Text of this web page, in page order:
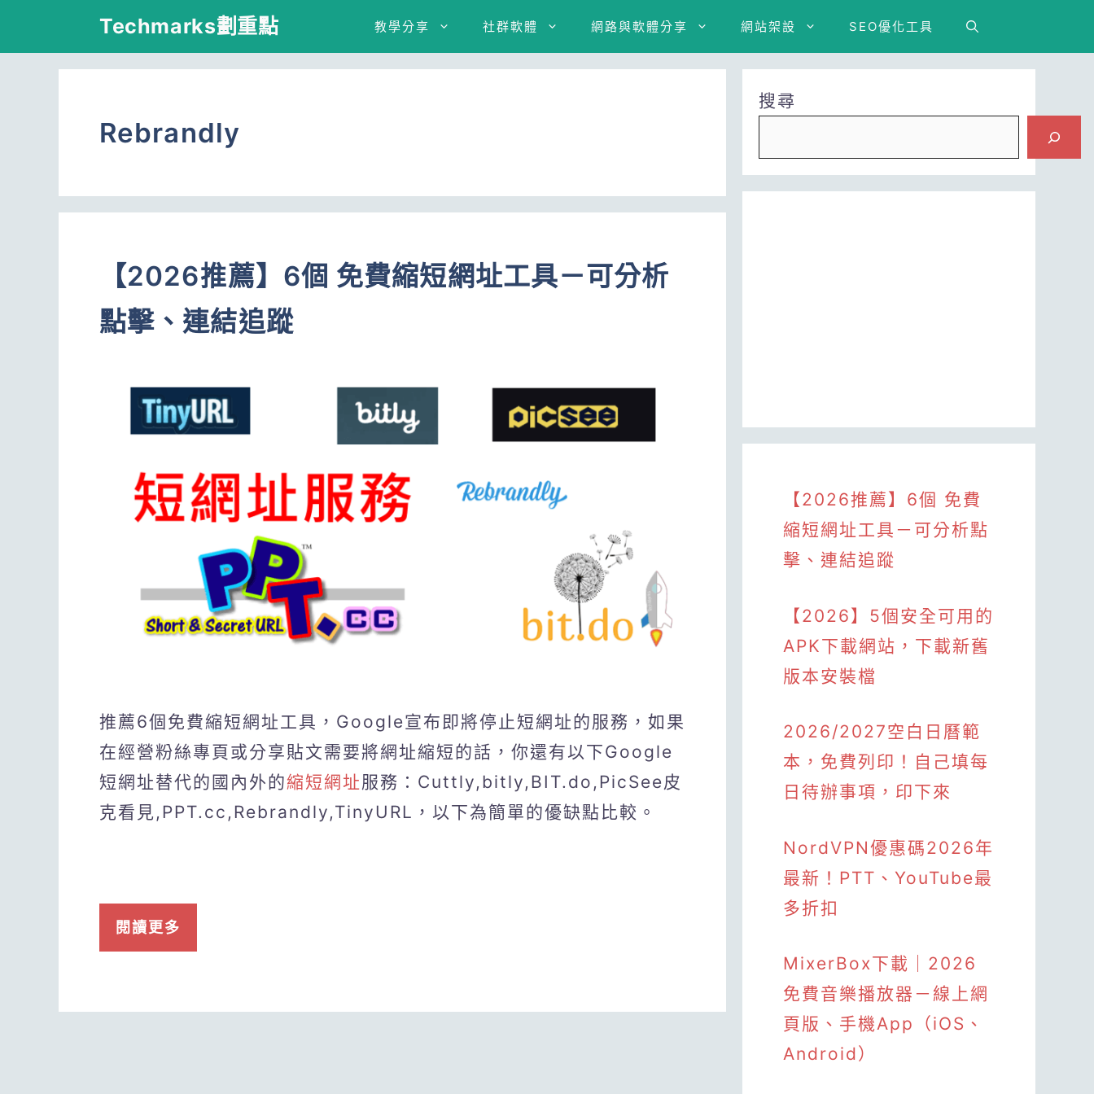
Techmarks劃重點 教學分享 社群軟體 網路與軟體分享 網站架設 SEO優化工具
Rebrandly
【2026推薦】6個 免費縮短網址工具－可分析
點擊、連結追蹤
推薦6個免費縮短網址工具，Google宣布即將停止短網址的服務，如果
在經營粉絲專頁或分享貼文需要將網址縮短的話，你還有以下Google
短網址替代的國內外的縮短網址服務：Cuttly,bitly,BIT.do,PicSee皮
克看見,PPT.cc,Rebrandly,TinyURL，以下為簡單的優缺點比較。
閱讀更多
搜尋
【2026推薦】6個 免費
縮短網址工具－可分析點
擊、連結追蹤
【2026】5個安全可用的
APK下載網站，下載新舊
版本安裝檔
2026/2027空白日曆範
本，免費列印！自己填每
日待辦事項，印下來
NordVPN優惠碼2026年
最新！PTT、YouTube最
多折扣
MixerBox下載｜2026
免費音樂播放器－線上網
頁版、手機App（iOS、
Android）